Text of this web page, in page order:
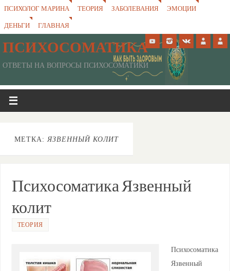
ПСИХОЛОГ МАРИНА ТЕОРИЯ ЗАБОЛЕВАНИЯ
ЭМОЦИИ
ДЕНЬГИ
ГЛАВНАЯ
ПСИХОСОМАТИКА
ОТВЕТЫ НА ВОПРОСЫ ПСИХОСОМАТИКИ
МЕТКА:ЯЗВЕННЫЙ КОЛИТ
Психосоматика Язвенный
колит
ТЕОРИЯ
Психосоматика
Язвенный